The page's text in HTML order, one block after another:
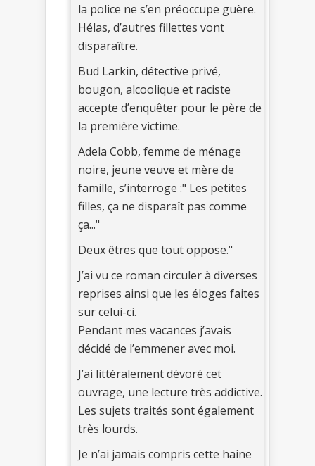
la police ne s’en préoccupe guère.
Hélas, d’autres fillettes vont
disparaître.
Bud Larkin, détective privé,
bougon, alcoolique et raciste
accepte d’enquêter pour le père de
la première victime.
Adela Cobb, femme de ménage
noire, jeune veuve et mère de
famille, s’interroge :" Les petites
filles, ça ne disparaît pas comme
ça..."
Deux êtres que tout oppose."
J’ai vu ce roman circuler à diverses
reprises ainsi que les éloges faites
sur celui-ci.
Pendant mes vacances j’avais
décidé de l’emmener avec moi.
J’ai littéralement dévoré cet
ouvrage, une lecture très addictive.
Les sujets traités sont également
très lourds.
Je n’ai jamais compris cette haine